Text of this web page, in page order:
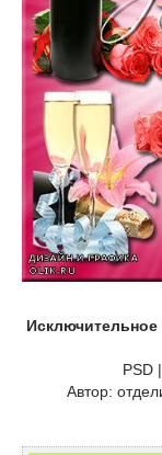
Исключительное
PSD
Автор: